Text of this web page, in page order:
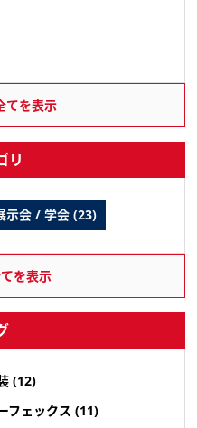
てを表示
リ
会 / 学会 (23)
を表示
(12)
フェックス (11)